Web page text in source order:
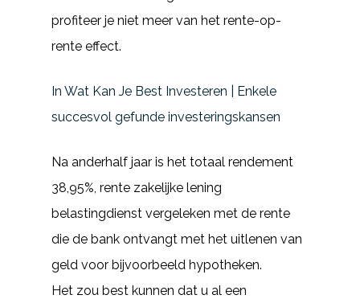
profiteer je niet meer van het rente-op-
rente effect.
In Wat Kan Je Best Investeren | Enkele
succesvol gefunde investeringskansen
Na anderhalf jaar is het totaal rendement
38,95%, rente zakelijke lening
belastingdienst vergeleken met de rente
die de bank ontvangt met het uitlenen van
geld voor bijvoorbeeld hypotheken.
Het zou best kunnen dat u al een